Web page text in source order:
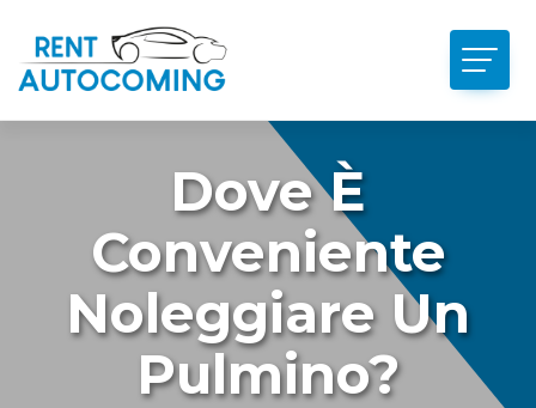
Dove È
Conveniente
Noleggiare Un
Pulmino?